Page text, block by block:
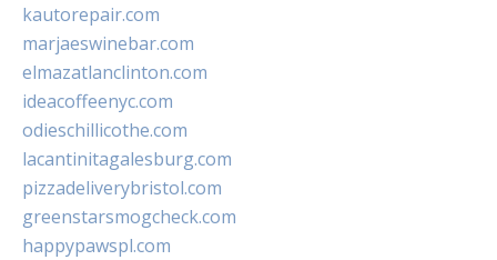
kautorepair.com
marjaeswinebar.com
elmazatlanclinton.com
ideacoffeenyc.com
odieschillicothe.com
lacantinitagalesburg.com
pizzadeliverybristol.com
greenstarsmogcheck.com
happypawspl.com